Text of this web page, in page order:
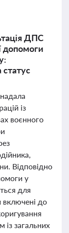
ДПС
допомоги
із
воєнного
Відповідно
у
для
включені до
із загальних